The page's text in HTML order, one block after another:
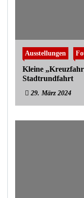
Ausstellungen
Kleine
Stadtrundfahrt
29. März 2024